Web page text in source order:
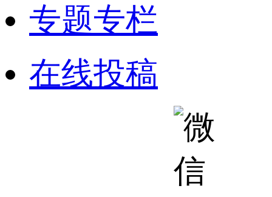
专题专栏
在线投稿